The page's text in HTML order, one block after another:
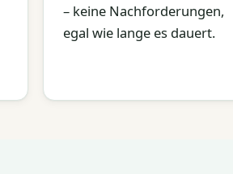
– keine Nachforderungen,
egal wie lange es dauert.